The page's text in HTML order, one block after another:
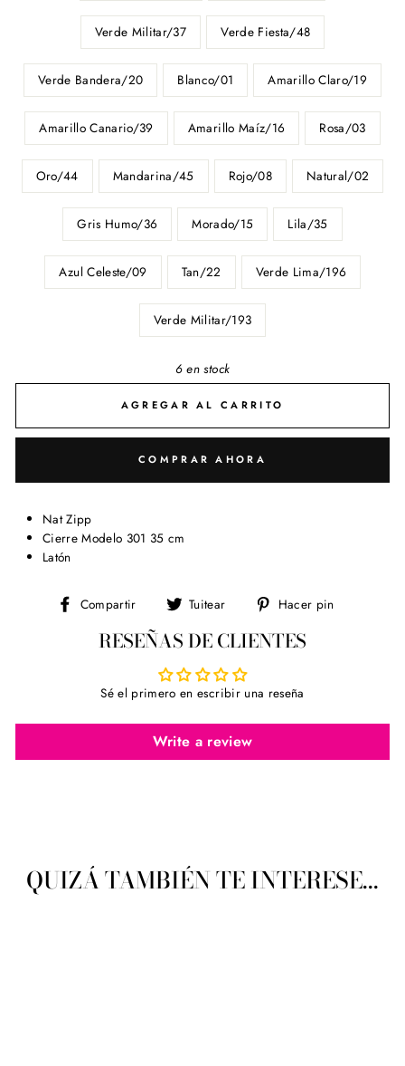
Verde Militar/37 Verde Fiesta/48
Verde Bandera/20 Blanco/01 Amarillo Claro/19
Amarillo Canario/39 Amarillo Maíz/16 Rosa/03
Oro/44 Mandarina/45 Rojo/08 Natural/02
Gris Humo/36 Morado/15 Lila/35
Azul Celeste/09 Tan/22 Verde Lima/196
Verde Militar/193
6 en stock
AGREGAR AL CARRITO
COMPRAR AHORA
Nat Zipp
Cierre Modelo 301 35 cm
Latón
Compartir
Compartir
Facebook
Tuitear
Tuitear
Twitter
Hacer pin
RESEÑAS DE CLIENTES
Sé el primero en escribir una reseña
Write a review
QUIZÁ TAMBIÉN TE INTERESE...